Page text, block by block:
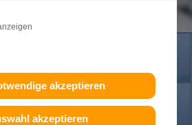
akzeptieren
akzeptieren